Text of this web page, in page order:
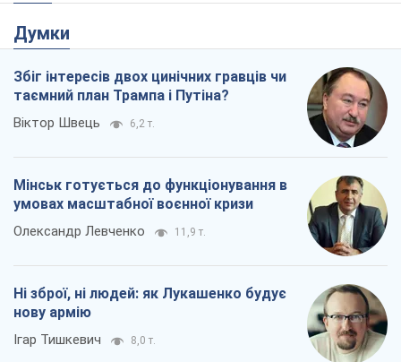
Думки
Збіг інтересів двох цинічних гравців чи
таємний план Трампа і Путіна?
Віктор Швець 6,2 т.
Мінськ готується до функціонування в
умовах масштабної воєнної кризи
Олександр Левченко 11,9 т.
Ні зброї, ні людей: як Лукашенко будує
нову армію
Ігар Тишкевич 8,0 т.